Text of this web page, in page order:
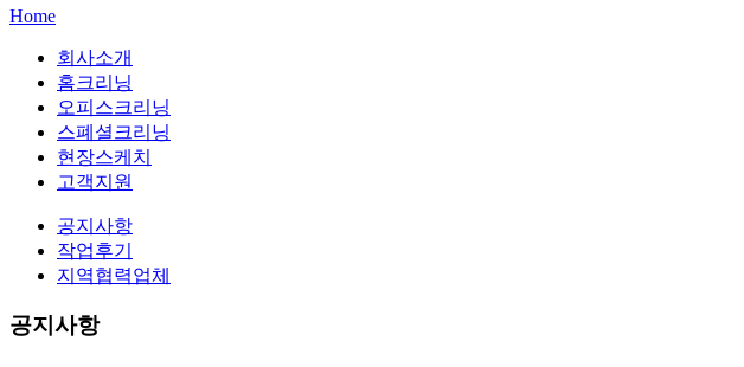
Home
회사소개
홈크리닝
오피스크리닝
스폐셜크리닝
현장스케치
고객지원
공지사항
작업후기
지역협력업체
공지사항